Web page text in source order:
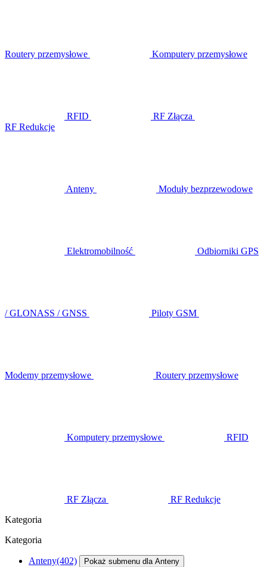
Routery przemysłowe Komputery przemysłowe
RFID
RF Złącza
RF Redukcje
Anteny Moduły bezprzewodowe
Elektromobilność Odbiorniki GPS
/ GLONASS / GNSS Piloty GSM
Modemy przemysłowe Routery przemysłowe
Komputery przemysłowe RFID
RF Złącza
RF Redukcje
Kategoria
Kategoria
Anteny(402) Pokaż submenu dla Anteny